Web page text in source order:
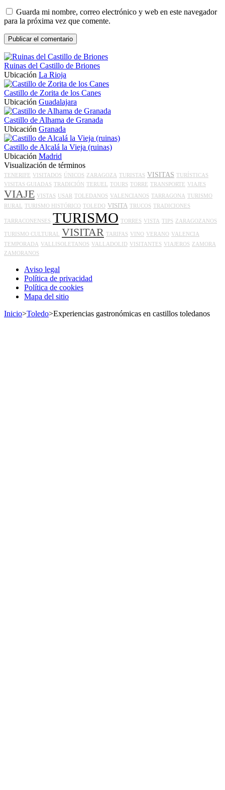
Guarda mi nombre, correo electrónico y web en este navegador
para la próxima vez que comente.
Ruinas del Castillo de Briones
Ubicación La Rioja
Castillo de Zorita de los Canes
Ubicación Guadalajara
Castillo de Alhama de Granada
Ubicación Granada
Castillo de Alcalá la Vieja (ruinas)
Ubicación Madrid
Visualización de términos
TENERIFE VISITADOS ÚNICOS ZARAGOZA TURISTAS VISITAS TURÍSTICAS
VISITAS GUIADAS TRADICIÓN TERUEL TOURS TORRE TRANSPORTE VIAJES
VIAJE VISTAS USAR TOLEDANOS VALENCIANOS TARRAGONA TURISMO
RURAL
TURISMO HISTÓRICO TOLEDO VISITA TRUCOS TRADICIONES
TARRACONENSES TURISMO TORRES VISTA TIPS ZARAGOZANOS
TURISMO CULTURAL VISITAR TARIFAS VINO VERANO VALENCIA
TEMPORADA VALLISOLETANOS VALLADOLID VISITANTES VIAJEROS ZAMORA
ZAMORANOS
Aviso legal
Política de privacidad
Política de cookies
Mapa del sitio
Inicio>Toledo>Experiencias gastronómicas en castillos toledanos